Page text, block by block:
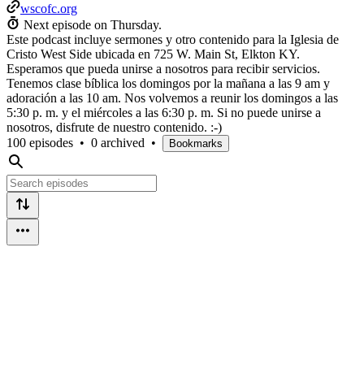
wscofc.org
Next episode on Thursday.
Este podcast incluye sermones y otro contenido para la Iglesia de
Cristo West Side ubicada en 725 W. Main St, Elkton KY.
Esperamos que pueda unirse a nosotros para recibir servicios.
Tenemos clase bíblica los domingos por la mañana a las 9 am y
adoración a las 10 am. Nos volvemos a reunir los domingos a las
5:30 p. m. y el miércoles a las 6:30 p. m. Si no puede unirse a
nosotros, disfrute de nuestro contenido. :-)
100 episodes • 0 archived • Bookmarks